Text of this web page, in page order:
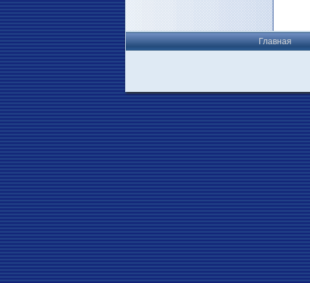
Главная